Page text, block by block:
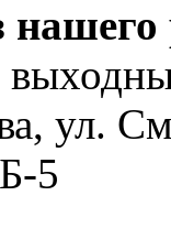
ул.
5